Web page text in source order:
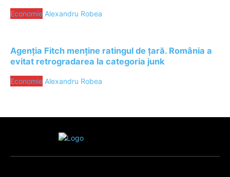
Economie Alexandru Robea
Agenția Fitch menține ratingul de țară. România a
evitat retrogradarea la categoria junk
Economie Alexandru Robea